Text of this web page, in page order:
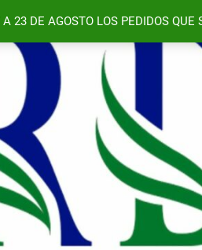
23 DE AGOSTO LOS PEDIDOS